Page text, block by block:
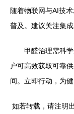
随着物联网与AI技
普及。建议关注集
甲醛治理需科
户可高效获取可靠
间。立即行动，为
如若转载，请注明